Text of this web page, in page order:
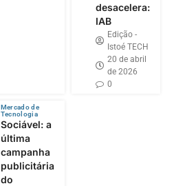
desacelera:
IAB
Edição -
Istoé TECH
20 de abril
de 2026
0
Mercado de
Tecnologia
Sociável: a
última
campanha
publicitária
do